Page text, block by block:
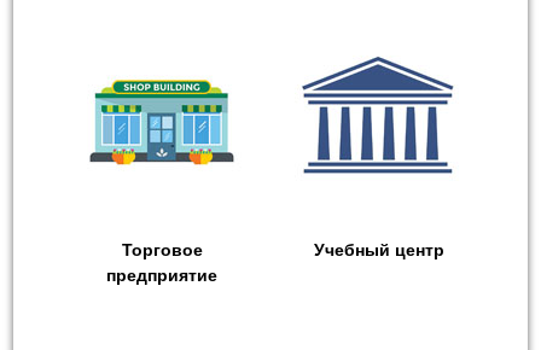
Торговое
предприятие
Учебный центр